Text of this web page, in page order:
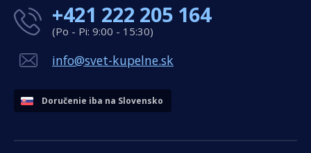
+421 222 205 164
(Po - Pi: 9:00 - 15:30)
info@svet-kupelne.sk
Doručenie iba na Slovensko